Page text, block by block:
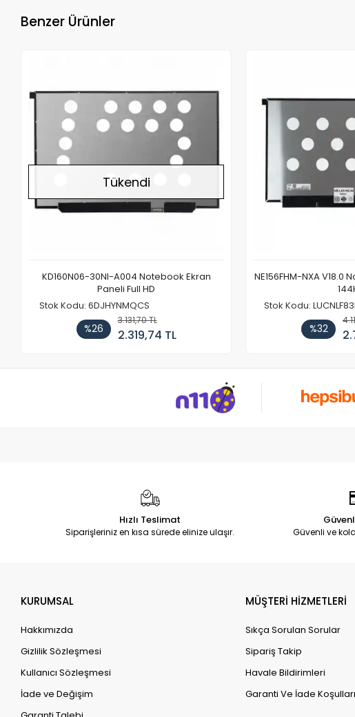
Benzer Ürünler
Tükendi
KD160N06-30NI-A004 Notebook Ekran
Paneli Full HD
Stok Kodu: 6DJHYNMQCS
%26
3.131,70 TL
2.319,74 TL
NE156FHM-NXA V18.0
Stok Kodu:
%32
Hızlı Teslimat
Siparişleriniz en kısa sürede elinize ulaşır. Güvenli ve
KURUMSAL
Hakkımızda
Gizlilik Sözleşmesi
Kullanıcı Sözleşmesi
İade ve Değişim
MÜŞTERİ HİZMETLERİ
Sıkça Sorulan Sorular
Sipariş Takip
Havale Bildirimleri
Garanti Ve İade Koşulları